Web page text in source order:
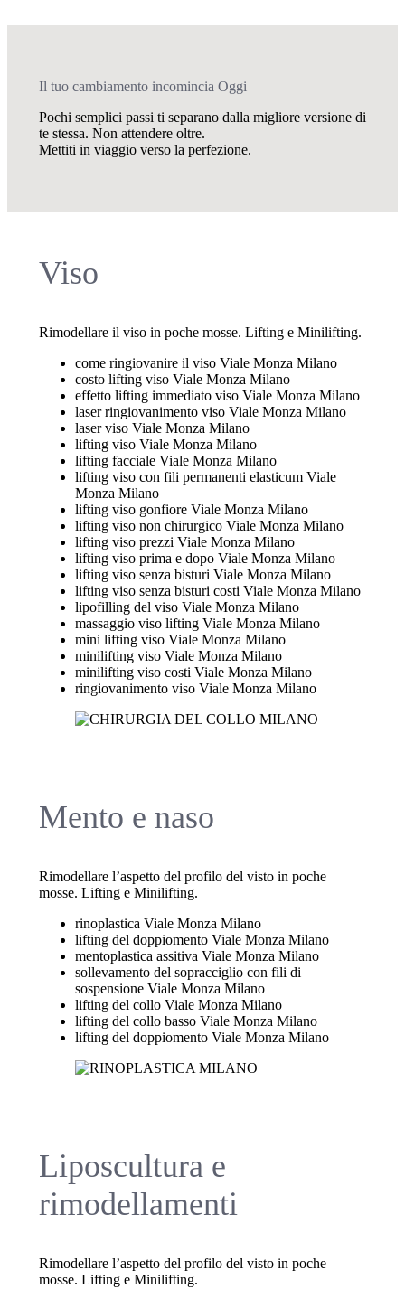
Il tuo cambiamento incomincia Oggi
Pochi semplici passi ti separano dalla migliore versione di
te stessa. Non attendere oltre.
Mettiti in viaggio verso la perfezione.
Viso
Rimodellare il viso in poche mosse. Lifting e Minilifting.
come ringiovanire il viso Viale Monza Milano
costo lifting viso Viale Monza Milano
effetto lifting immediato viso Viale Monza Milano
laser ringiovanimento viso Viale Monza Milano
laser viso Viale Monza Milano
lifting viso Viale Monza Milano
lifting facciale Viale Monza Milano
lifting viso con fili permanenti elasticum Viale
Monza Milano
lifting viso gonfiore Viale Monza Milano
lifting viso non chirurgico Viale Monza Milano
lifting viso prezzi Viale Monza Milano
lifting viso prima e dopo Viale Monza Milano
lifting viso senza bisturi Viale Monza Milano
lifting viso senza bisturi costi Viale Monza Milano
lipofilling del viso Viale Monza Milano
massaggio viso lifting Viale Monza Milano
mini lifting viso Viale Monza Milano
minilifting viso Viale Monza Milano
minilifting viso costi Viale Monza Milano
ringiovanimento viso Viale Monza Milano
Mento e naso
Rimodellare l’aspetto del profilo del visto in poche
mosse. Lifting e Minilifting.
rinoplastica Viale Monza Milano
lifting del doppiomento Viale Monza Milano
mentoplastica assitiva Viale Monza Milano
sollevamento del sopracciglio con fili di
sospensione Viale Monza Milano
lifting del collo Viale Monza Milano
lifting del collo basso Viale Monza Milano
lifting del doppiomento Viale Monza Milano
Liposcultura e
rimodellamenti
Rimodellare l’aspetto del profilo del visto in poche
mosse. Lifting e Minilifting.